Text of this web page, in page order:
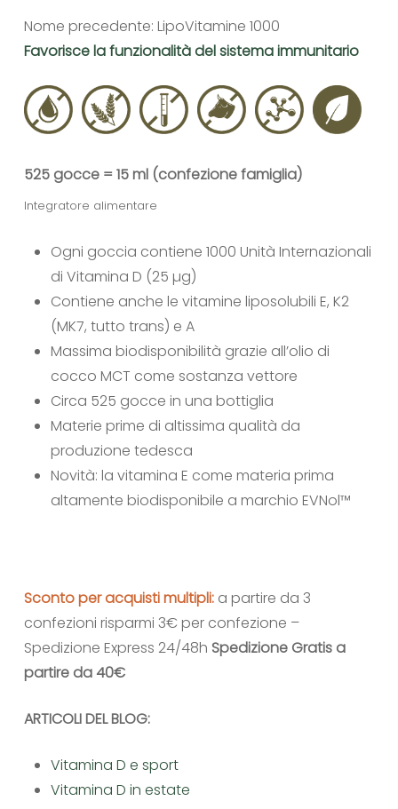
Nome precedente: LipoVitamine 1000
Favorisce la funzionalità del sistema immunitario
525 gocce = 15 ml (confezione famiglia)
Integratore alimentare
Ogni goccia contiene 1000 Unità Internazionali
di Vitamina D (25 µg)
Contiene anche le vitamine liposolubili E, K2
(MK7, tutto trans) e A
Massima biodisponibilità grazie all’olio di
cocco MCT come sostanza vettore
Circa 525 gocce in una bottiglia
Materie prime di altissima qualità da
produzione tedesca
Novità: la vitamina E come materia prima
altamente biodisponibile a marchio EVNol™
Sconto per acquisti multipli: a partire da 3
confezioni risparmi 3€ per confezione –
Spedizione Express 24/48h Spedizione Gratis a
partire da 40€
ARTICOLI DEL BLOG:
Vitamina D e sport
Vitamina D in estate